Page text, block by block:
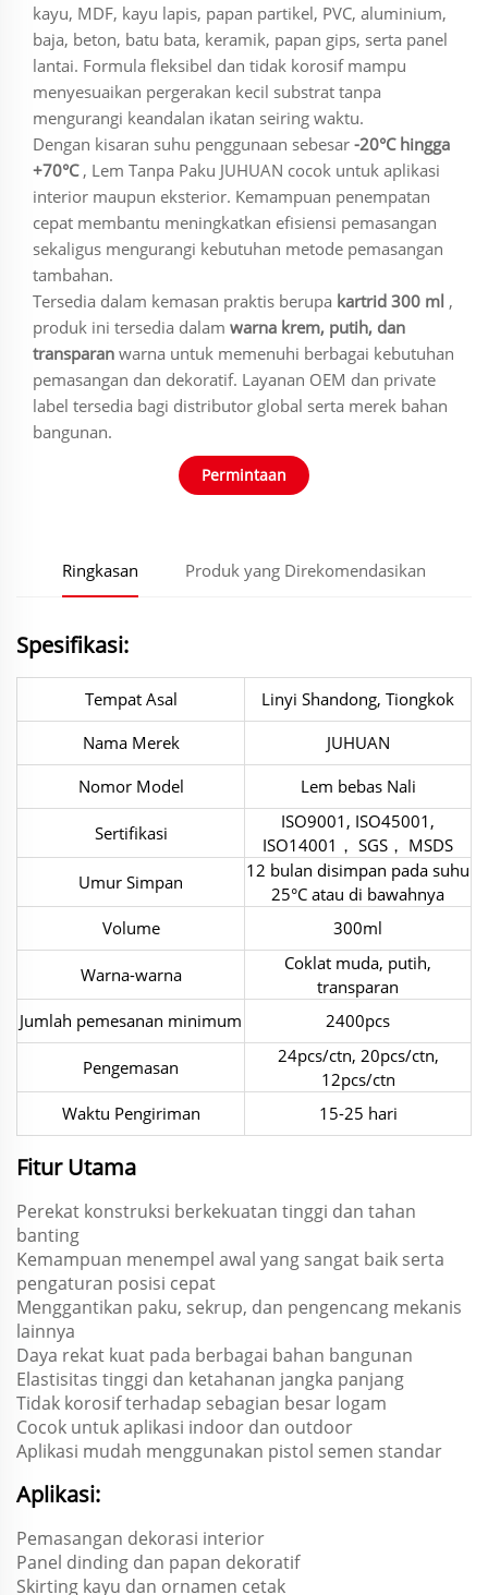
kayu, MDF, kayu lapis, papan partikel, PVC, aluminium,
baja, beton, batu bata, keramik, papan gips, serta panel
lantai. Formula fleksibel dan tidak korosif mampu
menyesuaikan pergerakan kecil substrat tanpa
mengurangi keandalan ikatan seiring waktu.
Dengan kisaran suhu penggunaan sebesar -20°C hingga
+70°C , Lem Tanpa Paku JUHUAN cocok untuk aplikasi
interior maupun eksterior. Kemampuan penempatan
cepat membantu meningkatkan efisiensi pemasangan
sekaligus mengurangi kebutuhan metode pemasangan
tambahan.
Tersedia dalam kemasan praktis berupa kartrid 300 ml ,
produk ini tersedia dalam warna krem, putih, dan
transparan warna untuk memenuhi berbagai kebutuhan
pemasangan dan dekoratif. Layanan OEM dan private
label tersedia bagi distributor global serta merek bahan
bangunan.
Permintaan
Ringkasan Produk yang Direkomendasikan
Spesifikasi:
Tempat Asal
Linyi Shandong, Tiongkok
Nama Merek
JUHUAN
Nomor Model
Lem bebas Nali
Sertifikasi
ISO9001, ISO45001,
ISO14001， SGS， MSDS
Umur Simpan
12 bulan disimpan pada suhu
25°C atau di bawahnya
Volume
300ml
Warna-warna
Coklat muda, putih,
transparan
Jumlah pemesanan minimum
2400pcs
Pengemasan
24pcs/ctn, 20pcs/ctn,
12pcs/ctn
Waktu Pengiriman
15-25 hari
Fitur Utama
Perekat konstruksi berkekuatan tinggi dan tahan
banting
Kemampuan menempel awal yang sangat baik serta
pengaturan posisi cepat
Menggantikan paku, sekrup, dan pengencang mekanis
lainnya
Daya rekat kuat pada berbagai bahan bangunan
Elastisitas tinggi dan ketahanan jangka panjang
Tidak korosif terhadap sebagian besar logam
Cocok untuk aplikasi indoor dan outdoor
Aplikasi mudah menggunakan pistol semen standar
Aplikasi:
Pemasangan dekorasi interior
Panel dinding dan papan dekoratif
Skirting kayu dan ornamen cetak